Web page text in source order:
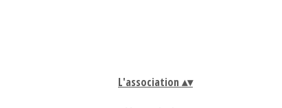
L'association ▴▾